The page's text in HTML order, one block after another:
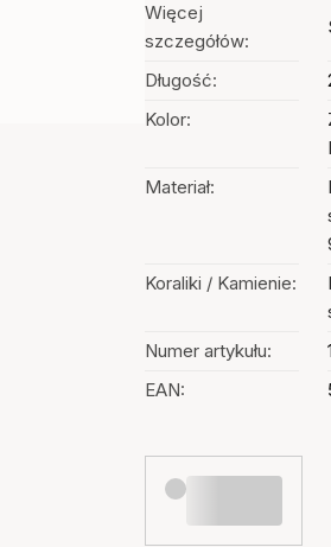
Więcej
szczegółów:
Długość:
Kolor:
Materiał:
Koraliki / Kamienie:
Numer artykułu:
EAN: